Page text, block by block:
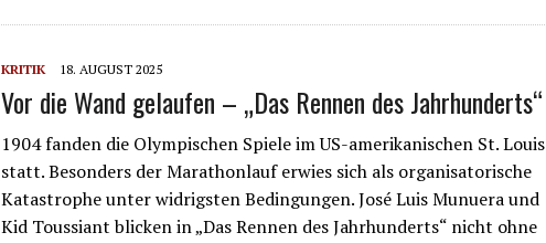
KRITIK 18. AUGUST 2025
Vor die Wand gelaufen – „Das Rennen des Jahrhunderts“
1904 fanden die Olympischen Spiele im US-amerikanischen St. Louis
statt. Besonders der Marathonlauf erwies sich als organisatorische
Katastrophe unter widrigsten Bedingungen. José Luis Munuera und
Kid Toussiant blicken in „Das Rennen des Jahrhunderts“ nicht ohne